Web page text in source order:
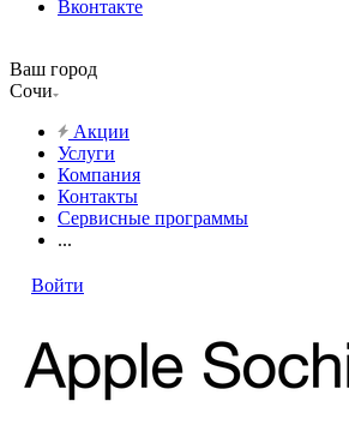
Вконтакте
Ваш город
Сочи
Акции
Услуги
Компания
Контакты
Сервисные программы
...
Войти